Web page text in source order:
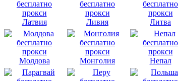
Латвия Ливия Литва
Молдова Монголия Непал